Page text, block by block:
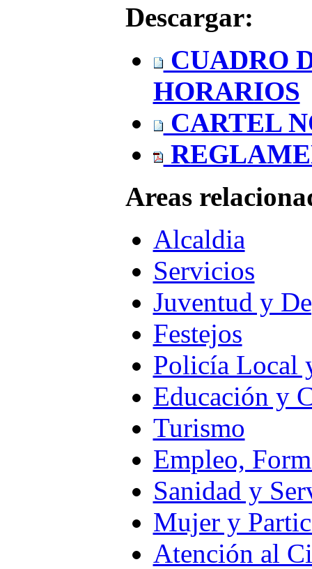
Descargar:
CUADRO
HORARIOS
CARTEL
Areas
Alcaldia
Servicios
Juventud y
Festejos
Policía Local
Educación y
Turismo
Empleo,
Sanidad y
Mujer y
Atención al